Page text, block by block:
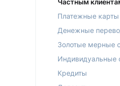
Частным
Платежные карты
Денежные
Золотые мерные
Индивидуальные
Кредиты